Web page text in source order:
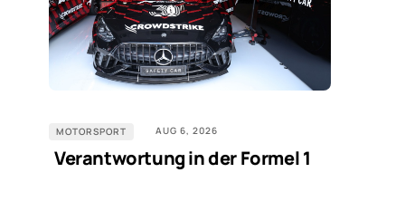
MOTORSPORT AUG 6, 2026
Verantwortung in der Formel 1